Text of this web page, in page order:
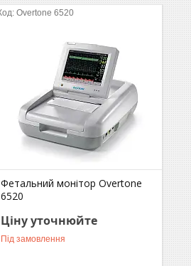
Overtone 6520
Фетальний монітор Overtone
6520
Ціну уточнюйте
Під замовлення